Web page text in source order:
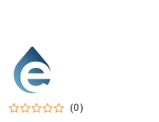
EMAUX-
LOGO
(0)